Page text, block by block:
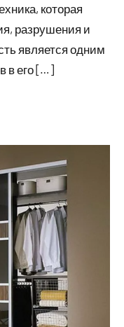
которая
разрушения и
является одним
в его […]